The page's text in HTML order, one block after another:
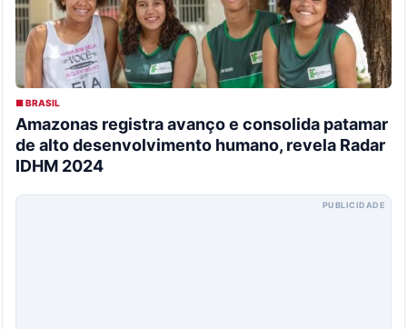
■ BRASIL
Amazonas registra avanço e consolida patamar
de alto desenvolvimento humano, revela Radar
IDHM 2024
PUBLICIDADE